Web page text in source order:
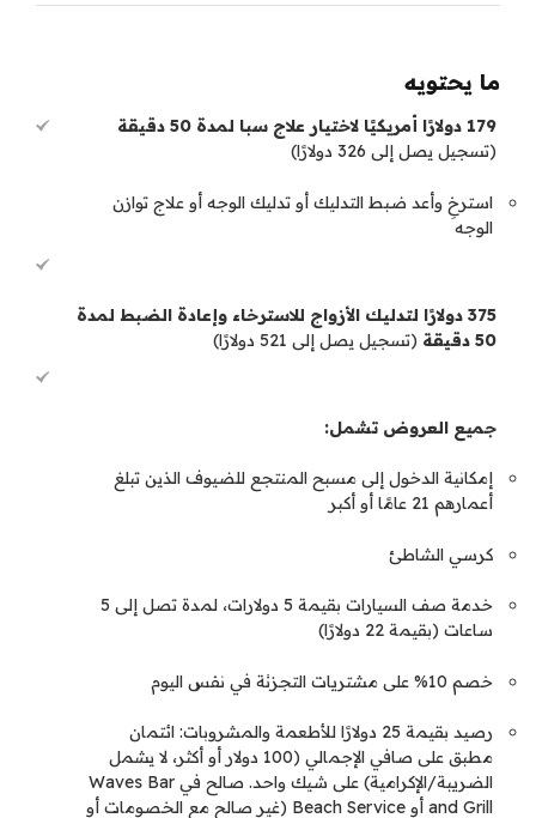
ما يحتويه
179 دولارًا أمريكيًا لاختيار علاج سبا لمدة 50 دقيقة
(تسجيل يصل إلى 326 دولارًا)
استرخِ وأعد ضبط التدليك أو تدليك الوجه أو علاج توازن
الوجه
375 دولارًا لتدليك الأزواج للاسترخاء وإعادة الضبط لمدة
50 دقيقة
(تسجيل يصل إلى 521 دولارًا)
جميع العروض تشمل:
إمكانية الدخول إلى مسبح المنتجع للضيوف الذين تبلغ
أعمارهم 21 عامًا أو أكبر
كرسي الشاطئ
خدمة صف السيارات بقيمة 5 دولارات، لمدة تصل إلى 5
ساعات (بقيمة 22 دولارًا)
خصم 10% على مشتريات التجزئة في نفس اليوم
رصيد بقيمة 25 دولارًا للأطعمة والمشروبات: ائتمان
مطبق على صافي الإجمالي (100 دولار أو أكثر، لا يشمل
الضريبة/الإكرامية) على شيك واحد. صالح في Waves Bar
and Grill أو Beach Service (غير صالح مع الخصومات أو